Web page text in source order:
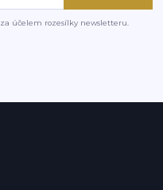
za účelem rozesílky newsletteru.